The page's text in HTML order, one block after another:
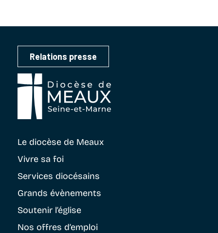
Relations presse
Le diocèse de Meaux
Vivre sa foi
Services diocésains
Grands évènements
Soutenir l’église
Nos offres d’emploi